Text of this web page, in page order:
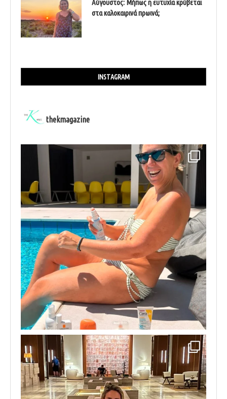
Αύγουστος: Μήπως η ευτυχία κρύβεται
στα καλοκαιρινά πρωινά;
INSTAGRAM
thekmagazine